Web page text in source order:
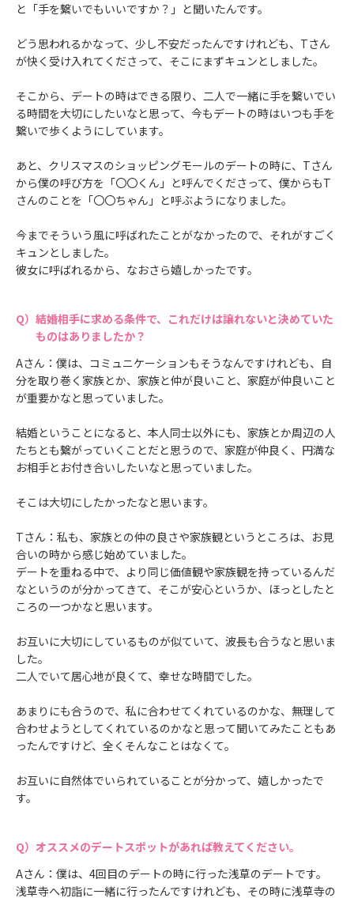
と「手を繋いでもいいですか？」と聞いたんです。
どう思われるかなって、少し不安だったんですけれども、Tさん
が快く受け入れてくださって、そこにまずキュンとしました。
そこから、デートの時はできる限り、二人で一緒に手を繋いでい
る時間を大切にしたいなと思って、今もデートの時はいつも手を
繋いで歩くようにしています。
あと、クリスマスのショッピングモールのデートの時に、Tさん
から僕の呼び方を「〇〇くん」と呼んでくださって、僕からもT
さんのことを「〇〇ちゃん」と呼ぶようになりました。
今までそういう風に呼ばれたことがなかったので、それがすごく
キュンとしました。
彼女に呼ばれるから、なおさら嬉しかったです。
結婚相手に求める条件で、これだけは譲れないと決めていた
ものはありましたか？
Aさん：僕は、コミュニケーションもそうなんですけれども、自
分を取り巻く家族とか、家族と仲が良いこと、家庭が仲良いこと
が重要かなと思っていました。
結婚ということになると、本人同士以外にも、家族とか周辺の人
たちとも繋がっていくことだと思うので、家庭が仲良く、円満な
お相手とお付き合いしたいなと思っていました。
そこは大切にしたかったなと思います。
Tさん：私も、家族との仲の良さや家族観というところは、お見
合いの時から感じ始めていました。
デートを重ねる中で、より同じ価値観や家族観を持っているんだ
なというのが分かってきて、そこが安心というか、ほっとしたと
ころの一つかなと思います。
お互いに大切にしているものが似ていて、波長も合うなと思いま
した。
二人でいて居心地が良くて、幸せな時間でした。
あまりにも合うので、私に合わせてくれているのかな、無理して
合わせようとしてくれているのかなと思って聞いてみたこともあ
ったんですけど、全くそんなことはなくて。
お互いに自然体でいられていることが分かって、嬉しかったで
す。
オススメのデートスポットがあれば教えてください。
Aさん：僕は、4回目のデートの時に行った浅草のデートです。
浅草寺へ初詣に一緒に行ったんですけれども、その時に浅草寺の